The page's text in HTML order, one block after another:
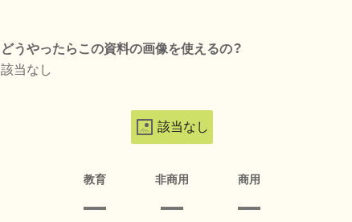
どうやったらこの資料の画像を使えるの？
該当なし
該当なし
教育 非商用 商用